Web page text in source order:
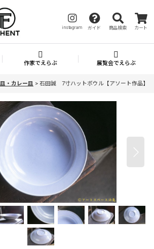
instagram ガイド 商品検索 カート
作家でえらぶ 展覧会でえらぶ
・カレー皿 > 石田誠 7寸ハットボウル【アソート作品】